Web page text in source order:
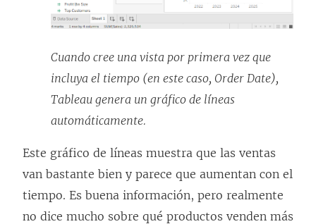
Cuando cree una vista por primera vez que
incluya el tiempo (en este caso, Order Date),
Tableau genera un gráfico de líneas
automáticamente.
Este gráfico de líneas muestra que las ventas
van bastante bien y parece que aumentan con el
tiempo. Es buena información, pero realmente
no dice mucho sobre qué productos venden más